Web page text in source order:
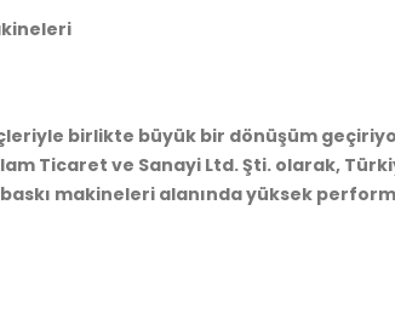
birlikte büyük bir dönüşüm
Ticaret ve Sanayi Ltd. Şti. olarak,
makineleri alanında yüksek